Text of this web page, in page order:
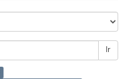
Ir